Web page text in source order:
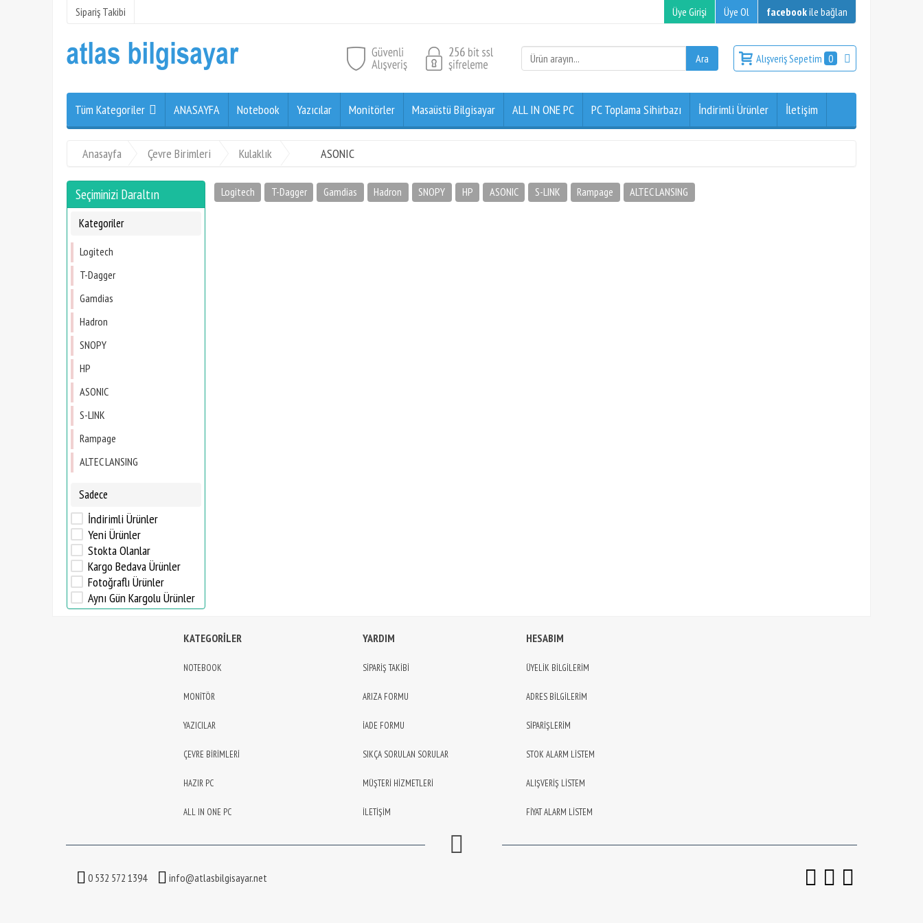
Sipariş Takibi Üye Girişi Üye Ol facebookile bağlan
Alışveriş Sepetim 0
Tüm Kategoriler ANASAYFA Notebook Yazıcılar Monitörler Masaüstü Bilgisayar ALL IN ONE PC PC Toplama Sihirbazı İndirimli Ürünler İletişim
Anasayfa Çevre Birimleri Kulaklık ASONIC
Seçiminizi Daraltın
Kategoriler
Logitech
T-Dagger
Gamdias
Hadron
SNOPY
HP
ASONIC
S-LINK
Rampage
ALTEC LANSING
Sadece
İndirimli Ürünler
Yeni Ürünler
Stokta Olanlar
Kargo Bedava Ürünler
Fotoğraflı Ürünler
Aynı Gün Kargolu Ürünler
Logitech T-Dagger Gamdias Hadron SNOPY HP ASONIC S-LINK Rampage ALTEC LANSING
KATEGORİLER
NOTEBOOK
MONİTÖR
YAZICILAR
ÇEVRE BİRİMLERİ
HAZIR PC
ALL IN ONE PC
YARDIM
SİPARİŞ TAKİBİ
ARIZA FORMU
İADE FORMU
SIKÇA SORULAN SORULAR
MÜŞTERİ HİZMETLERİ
İLETİŞİM
HESABIM
ÜYELİK BİLGİLERİM
ADRES BİLGİLERİM
SİPARİŞLERİM
STOK ALARM LİSTEM
ALIŞVERİŞ LİSTEM
FİYAT ALARM LİSTEM
0 532 572 1394 info@atlasbilgisayar.net